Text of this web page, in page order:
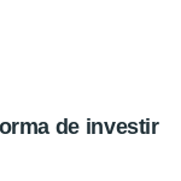
de investir